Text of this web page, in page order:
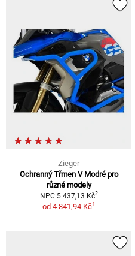
Zieger
Ochranný Třmen V Modré pro
různé modely
NPC 5 437,13 Kč2
od 4 841,94 Kč1